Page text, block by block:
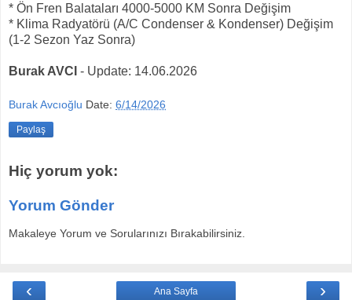
* Ön Fren Balataları 4000-5000 KM Sonra Değişim
* Klima Radyatörü (A/C Condenser & Kondenser) Değişim
(1-2 Sezon Yaz Sonra)
Burak AVCI - Update: 14.06.2026
Burak Avcıoğlu Date: 6/14/2026
Paylaş
Hiç yorum yok:
Yorum Gönder
Makaleye Yorum ve Sorularınızı Bırakabilirsiniz.
‹ ›
Ana Sayfa